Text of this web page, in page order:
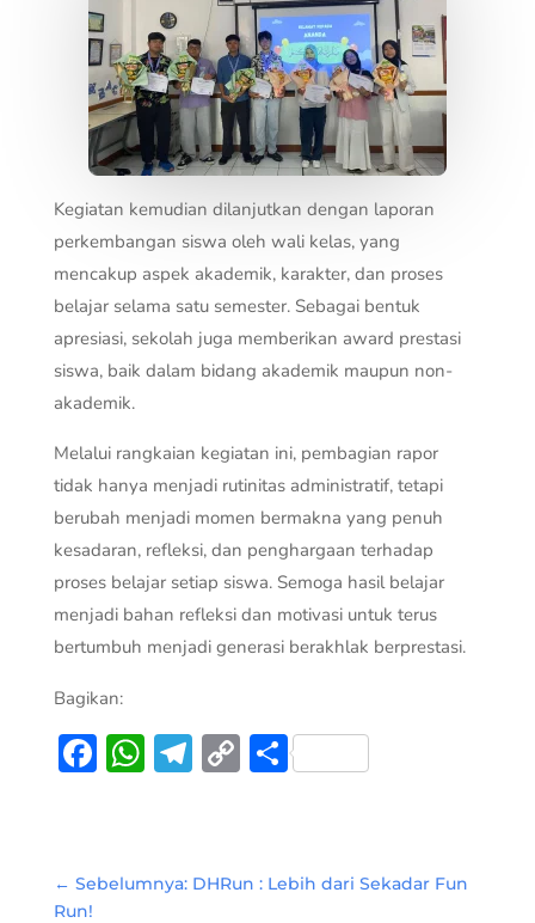
Kegiatan kemudian dilanjutkan dengan laporan
perkembangan siswa oleh wali kelas, yang
mencakup aspek akademik, karakter, dan proses
belajar selama satu semester. Sebagai bentuk
apresiasi, sekolah juga memberikan award prestasi
siswa, baik dalam bidang akademik maupun non-
akademik.
Melalui rangkaian kegiatan ini, pembagian rapor
tidak hanya menjadi rutinitas administratif, tetapi
berubah menjadi momen bermakna yang penuh
kesadaran, refleksi, dan penghargaan terhadap
proses belajar setiap siswa. Semoga hasil belajar
menjadi bahan refleksi dan motivasi untuk terus
bertumbuh menjadi generasi berakhlak berprestasi.
Bagikan:
Facebook
WhatsApp
Telegram
Copy
Link
Share
← Sebelumnya: DHRun : Lebih dari Sekadar Fun
Run!